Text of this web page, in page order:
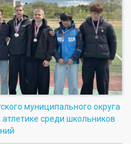
муниципального округа
среди школьников